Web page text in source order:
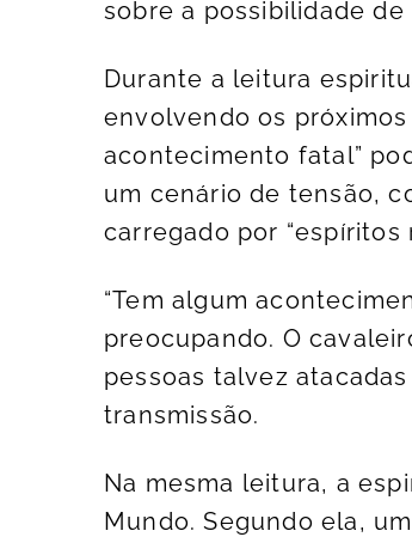
sobre a possibilidade
Durante a leitura
envolvendo os
acontecimento fatal”
um cenário de tensão,
carregado por “espíritos
“Tem algum
preocupando. O
pessoas talvez
transmissão.
Na mesma leitura, a
Mundo. Segundo ela,